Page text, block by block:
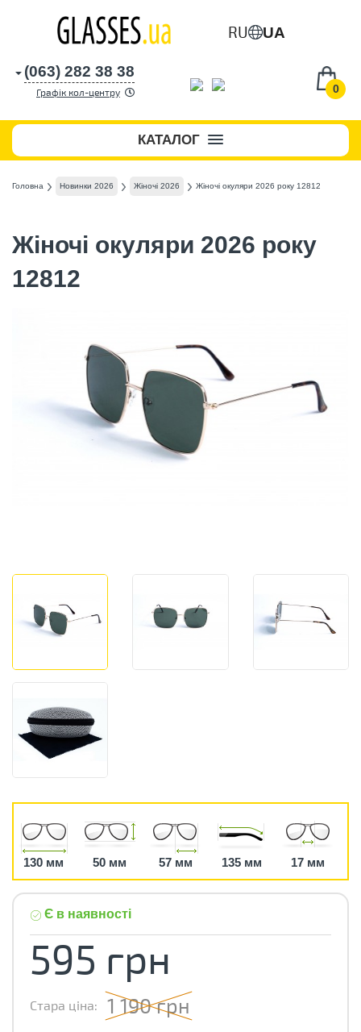
RU UA
0
(063) 282 38 38
Графік кол-центру
КАТАЛОГ
Головна Новинки 2026 Жіночі 2026 Жіночі окуляри 2026 року 12812
Жіночі окуляри 2026 року
12812
130 мм 50 мм 57 мм 135 мм 17 мм
Є в наявності
595 грн
Стара ціна: 1 190 грн